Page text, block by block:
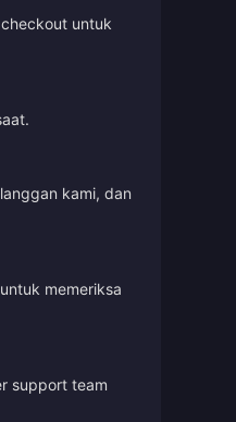
untuk
kami, dan
memeriksa
support team